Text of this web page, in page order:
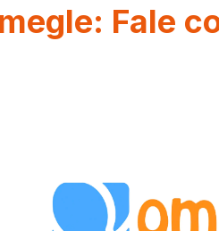
Fale